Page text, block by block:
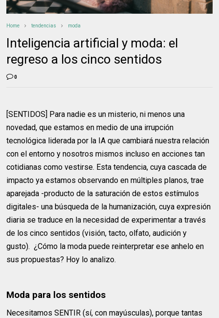
Home tendencias moda
Inteligencia artificial y moda: el
regreso a los cinco sentidos
0
[SENTIDOS] Para nadie es un misterio, ni menos una
novedad, que estamos en medio de una irrupción
tecnológica liderada por la IA que cambiará nuestra relación
con el entorno y nosotros mismos incluso en acciones tan
cotidianas como vestirse. Esta tendencia, cuya cascada de
impacto ya estamos observando en múltiples planos, trae
aparejada -producto de la saturación de estos estímulos
digitales- una búsqueda de la humanización, cuya expresión
diaria se traduce en la necesidad de experimentar a través
de los cinco sentidos (visión, tacto, olfato, audición y
gusto). ¿Cómo la moda puede reinterpretar ese anhelo en
sus propuestas? Hoy lo analizo.
Moda para los sentidos
Necesitamos SENTIR (sí, con mayúsculas), porque tantas